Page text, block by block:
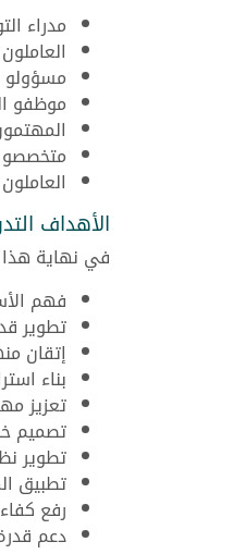
مدراء
مسؤولو
موظفو
متخصصو
الأهداف
في نهاية هذا
فهم
تطوير
إتقان
بناء
تعزيز
تصميم
تطوير
تطبيق
رفع
دعم